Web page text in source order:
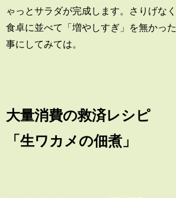
ゃっとサラダが完成します。さりげなく
食卓に並べて「増やしすぎ」を無かった
事にしてみては。
大量消費の救済レシピ
「生ワカメの佃煮」